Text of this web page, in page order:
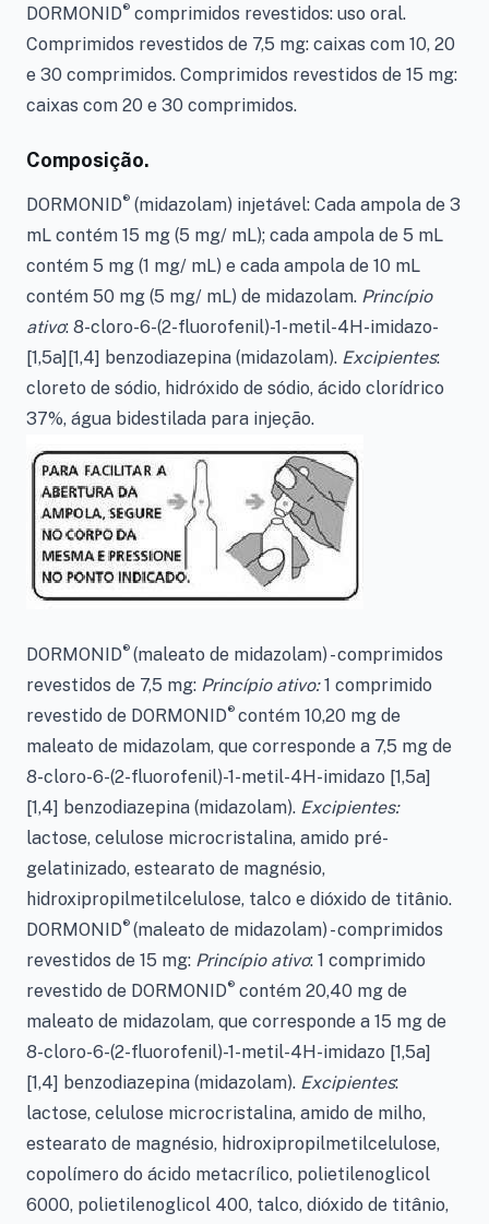
DORMONID® comprimidos revestidos: uso oral.
Comprimidos revestidos de 7,5 mg: caixas com 10, 20
e 30 comprimidos. Comprimidos revestidos de 15 mg:
caixas com 20 e 30 comprimidos.
Composição.
DORMONID® (midazolam) injetável: Cada ampola de 3
mL contém 15 mg (5 mg/ mL); cada ampola de 5 mL
contém 5 mg (1 mg/ mL) e cada ampola de 10 mL
contém 50 mg (5 mg/ mL) de midazolam. Princípio
ativo: 8-cloro-6-(2-fluorofenil)-1-metil-4H-imidazo-
[1,5a][1,4] benzodiazepina (midazolam). Excipientes:
cloreto de sódio, hidróxido de sódio, ácido clorídrico
37%, água bidestilada para injeção.
DORMONID® (maleato de midazolam) - comprimidos
revestidos de 7,5 mg: Princípio ativo:1 comprimido
revestido de DORMONID® contém 10,20 mg de
maleato de midazolam, que corresponde a 7,5 mg de
8-cloro-6-(2-fluorofenil)-1-metil-4H-imidazo [1,5a]
[1,4] benzodiazepina (midazolam). Excipientes:
lactose, celulose microcristalina, amido pré-
gelatinizado, estearato de magnésio,
hidroxipropilmetilcelulose, talco e dióxido de titânio.
DORMONID® (maleato de midazolam) - comprimidos
revestidos de 15 mg: Princípio ativo: 1 comprimido
revestido de DORMONID® contém 20,40 mg de
maleato de midazolam, que corresponde a 15 mg de
8-cloro-6-(2-fluorofenil)-1-metil-4H-imidazo [1,5a]
[1,4] benzodiazepina (midazolam). Excipientes:
lactose, celulose microcristalina, amido de milho,
estearato de magnésio, hidroxipropilmetilcelulose,
copolímero do ácido metacrílico, polietilenoglicol
6000, polietilenoglicol 400, talco, dióxido de titânio,